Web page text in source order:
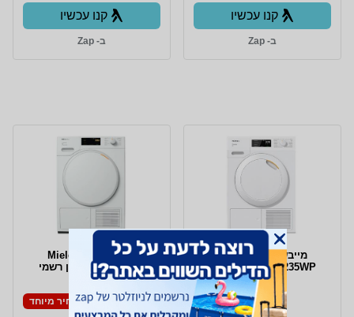
קנו עכשיו
ב- Zap
קנו עכשיו
ב- Zap
מייבש כביסה Miele
TEC235WP יבואן רשמי
מחיר מיוחד
מייבש כביסה Miele
TSC364WP יבואן רשמי
מחיר מיוחד